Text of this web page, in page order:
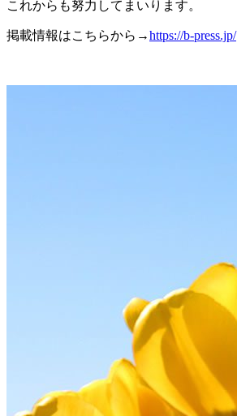
これからも努力してまいります。
掲載情報はこちらから→https://b-press.jp/